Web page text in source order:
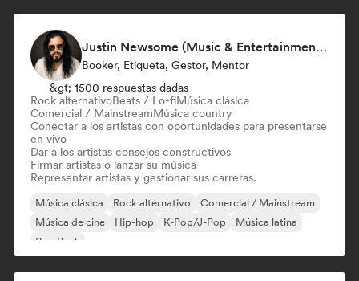
Justin Newsome (Music & Entertainment Executive | A&R, Artist Development & Partnerships | Applied AI & Systems Strategy)
Booker, Etiqueta, Gestor, Mentor
&gt; 1500 respuestas dadas
Rock alternativoBeats / Lo-fiMúsica clásica
Comercial / MainstreamMúsica country
Conectar a los artistas con oportunidades para presentarse
en vivo
Dar a los artistas consejos constructivos
Firmar artistas o lanzar su música
Representar artistas y gestionar sus carreras.
Música clásica Rock alternativo
Comercial / Mainstream
Música de cine
Hip-hop K-Pop/J-Pop
Música latina
Pop Punk